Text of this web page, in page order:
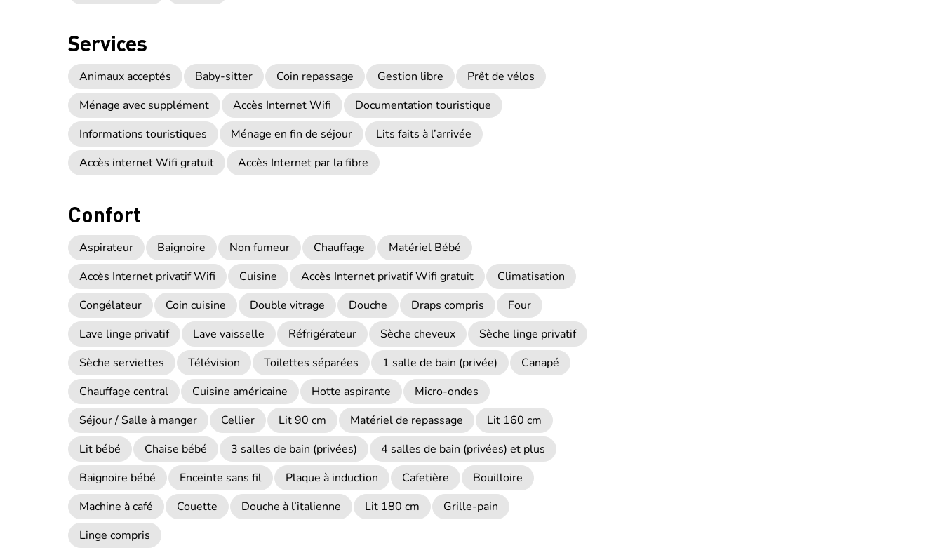
Services
Animaux acceptés Baby-sitter Coin repassage Gestion libre
Prêt de vélos
Ménage avec supplément
Accès Internet Wifi
Documentation touristique
Informations touristiques
Ménage en fin de séjour
Lits faits à l’arrivée
Accès internet Wifi gratuit
Accès Internet par la fibre
Confort
Aspirateur Baignoire Non fumeur Chauffage
Matériel Bébé
Accès Internet privatif Wifi
Cuisine Accès Internet privatif Wifi gratuit
Climatisation
Congélateur
Coin cuisine Double vitrage Douche Draps compris
Four
Lave linge privatif
Lave vaisselle Réfrigérateur Sèche cheveux
Sèche linge privatif
Sèche serviettes
Télévision Toilettes séparées 1 salle de bain (privée)
Canapé
Chauffage central
Cuisine américaine Hotte aspirante
Micro-ondes
Séjour / Salle à manger
Cellier Lit 90 cm Matériel de repassage
Lit 160 cm
Lit bébé
Chaise bébé 3 salles de bain (privées)
4 salles de bain (privées) et plus
Baignoire bébé
Enceinte sans fil Plaque à induction Cafetière
Bouilloire
Machine à café
Couette Douche à l’italienne Lit 180 cm
Grille-pain
Linge compris